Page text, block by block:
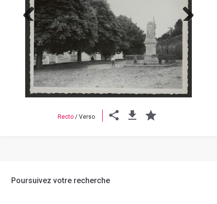
Previous Next
Recto / Verso
Poursuivez votre recherche